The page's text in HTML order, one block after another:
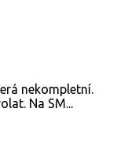
nekompletní.
Na SM...